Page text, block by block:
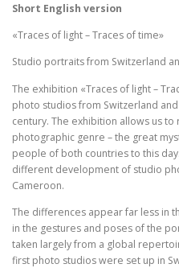
Short English version
«Traces of light – Traces of time»
Studio portraits from Switzerland
The exhibition «Traces of light –
photo studios from Switzerland
century. The exhibition allows us
photographic genre – the great
people of both countries to this
different development of studio
Cameroon.
The differences appear far less in
in the gestures and poses of the
taken largely from a global
first photo studios were set up in